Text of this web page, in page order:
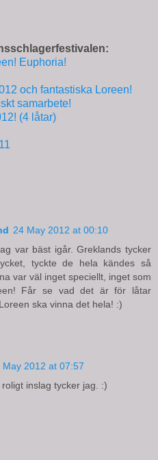
Euphoria!
och fantastiska Loreen!
samarbete!
(4 låtar)
24 May 2012 at 00:10
var bäst igår. Greklands tycker
tyckte de hela kändes så
var väl inget speciellt, inget som
Får se vad det är för låtar
ska vinna det hela! :)
May 2012 at 07:57
inslag tycker jag. :)